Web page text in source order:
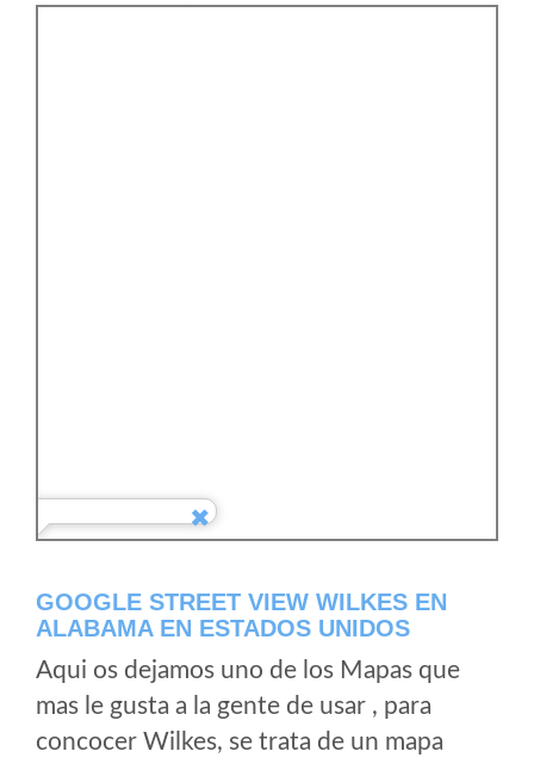
GOOGLE STREET VIEW WILKES EN
ALABAMA EN ESTADOS UNIDOS
Aqui os dejamos uno de los Mapas que
mas le gusta a la gente de usar , para
concocer Wilkes, se trata de un mapa